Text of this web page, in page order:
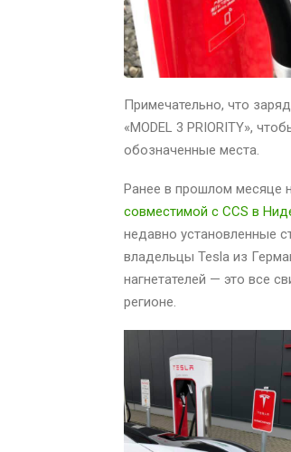
Примечательно, что
«MODEL 3 PRIORITY»,
обозначенные места.
Ранее в прошлом месяце
совместимой с CCS в
недавно установленные
владельцы Tesla из
нагнетателей — это все
регионе.